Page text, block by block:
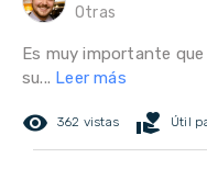
Otras
Es muy importante
su... Leer más
remove_red_eye 362 vistas volunteer_activism Útil